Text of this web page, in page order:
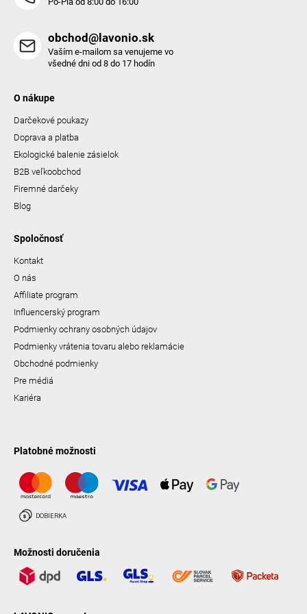
obchod@lavonio.sk
Vaším e-mailom sa venujeme vo
všedné dni od 8 do 17 hodín
O nákupe
Darčekové poukazy
Doprava a platba
Ekologické balenie zásielok
B2B veľkoobchod
Firemné darčeky
Blog
Spoločnosť
Kontakt
O nás
Affiliate program
Influencerský program
Podmienky ochrany osobných údajov
Podmienky vrátenia tovaru alebo reklamácie
Obchodné podmienky
Pre médiá
Kariéra
Platobné možnosti
Možnosti doručenia